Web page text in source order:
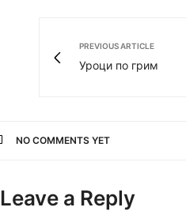
PREVIOUS ARTICLE
Уроци по грим
NO COMMENTS YET
Leave a Reply